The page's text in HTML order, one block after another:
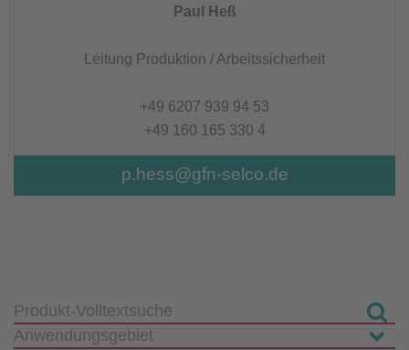
Paul Heß
Leitung Produktion / Arbeitssicherheit
+49 6207 939 94 53
+49 160 165 330 4
p.hess@gfn-selco.de